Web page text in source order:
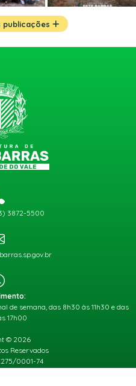
publicações
3872-5500
de semana, das 8h30 às 11h30 e das
17h00
© 2026
Reservados
0001-74